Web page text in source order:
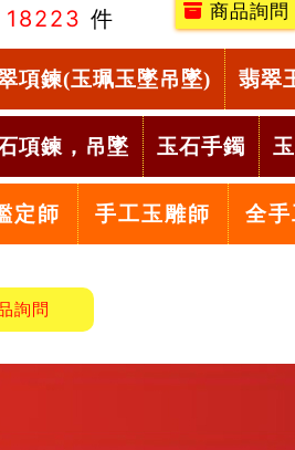
18223 件
商品詢問
項鍊(玉珮玉墜吊墜) 翡翠
項鍊，吊墜 玉石手鐲
定師 手工玉雕師 全
詢問